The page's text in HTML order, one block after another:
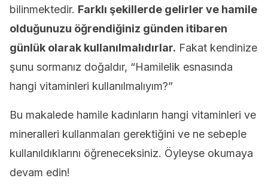
bilinmektedir. Farklı şekillerde gelirler ve hamile
olduğunuzu öğrendiğiniz günden itibaren
günlük olarak kullanılmalıdırlar. Fakat kendinize
şunu sormanız doğaldır, “Hamilelik esnasında
hangi vitaminleri kullanılmalıyım?”
Bu makalede hamile kadınların hangi vitaminleri ve
mineralleri kullanmaları gerektiğini ve ne sebeple
kullanıldıklarını öğreneceksiniz. Öyleyse okumaya
devam edin!